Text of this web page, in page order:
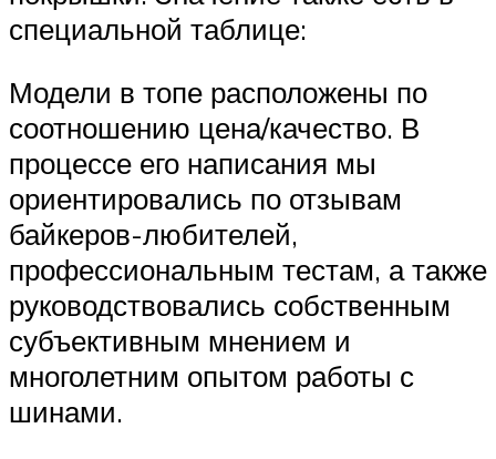
специальной таблице:
Модели в топе расположены по
соотношению цена/качество. В
процессе его написания мы
ориентировались по отзывам
байкеров-любителей,
профессиональным тестам, а также
руководствовались собственным
субъективным мнением и
многолетним опытом работы с
шинами.